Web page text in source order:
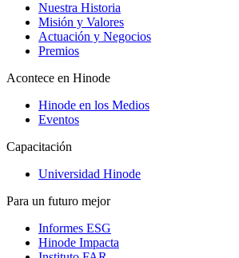
Nuestra Historia
Misión y Valores
Actuación y Negocios
Premios
Acontece en Hinode
Hinode en los Medios
Eventos
Capacitación
Universidad Hinode
Para un futuro mejor
Informes ESG
Hinode Impacta